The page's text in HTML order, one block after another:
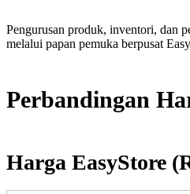
Pengurusan produk, inventori, dan
melalui papan pemuka berpusat
Perbandingan
Harga EasyStore